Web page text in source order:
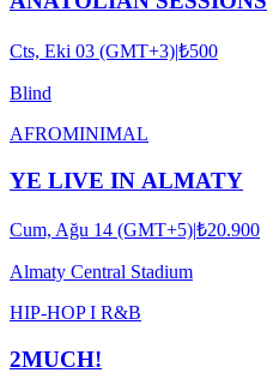
Cts, Eki 03 (GMT+3)|₺500
Blind
AFROMINIMAL
YE LIVE IN ALMATY
Cum, Ağu 14 (GMT+5)|₺20.900
Almaty Central Stadium
HIP-HOP I R&B
2MUCH!